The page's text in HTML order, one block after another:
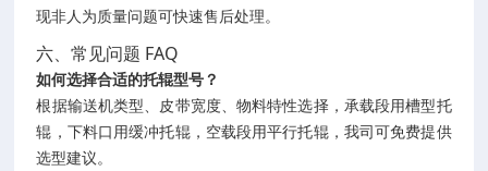
现非人为质量问题可快速售后处理。
六、常见问题 FAQ
如何选择合适的托辊型号？
根据输送机类型、皮带宽度、物料特性选择，承载段用槽型托
辊，下料口用缓冲托辊，空载段用平行托辊，我司可免费提供
选型建议。